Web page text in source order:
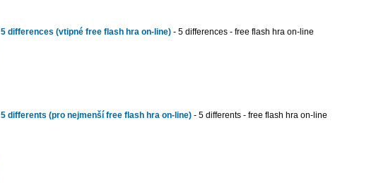
5 differences (vtipné free flash hra on-line) - 5 differences - free flash hra on-line
5 differents (pro nejmenší free flash hra on-line) - 5 differents - free flash hra on-line